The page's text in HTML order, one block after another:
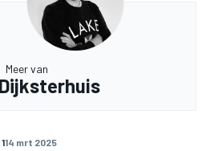
Meer van
14 mrt 2025